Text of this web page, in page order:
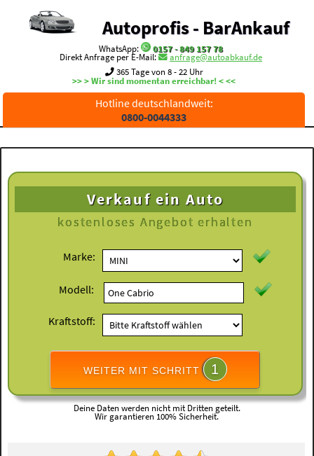
Autoprofis - BarAnkauf
WhatsApp:
0157 - 849 157 78
Direkt Anfrage per E-Mail:
anfrage@autoabkauf.de
365 Tage von 8 - 22 Uhr
>> > Wir sind momentan erreichbar! < <<
Hotline deutschlandweit:
0800-0044333
Verkauf ein Auto
kostenloses Angebot erhalten
Marke:
Modell:
Kraftstoff:
WEITER MIT SCHRITT 1
Deine Daten werden nicht mit Dritten geteilt.
Wir garantieren 100% Sicherheit.